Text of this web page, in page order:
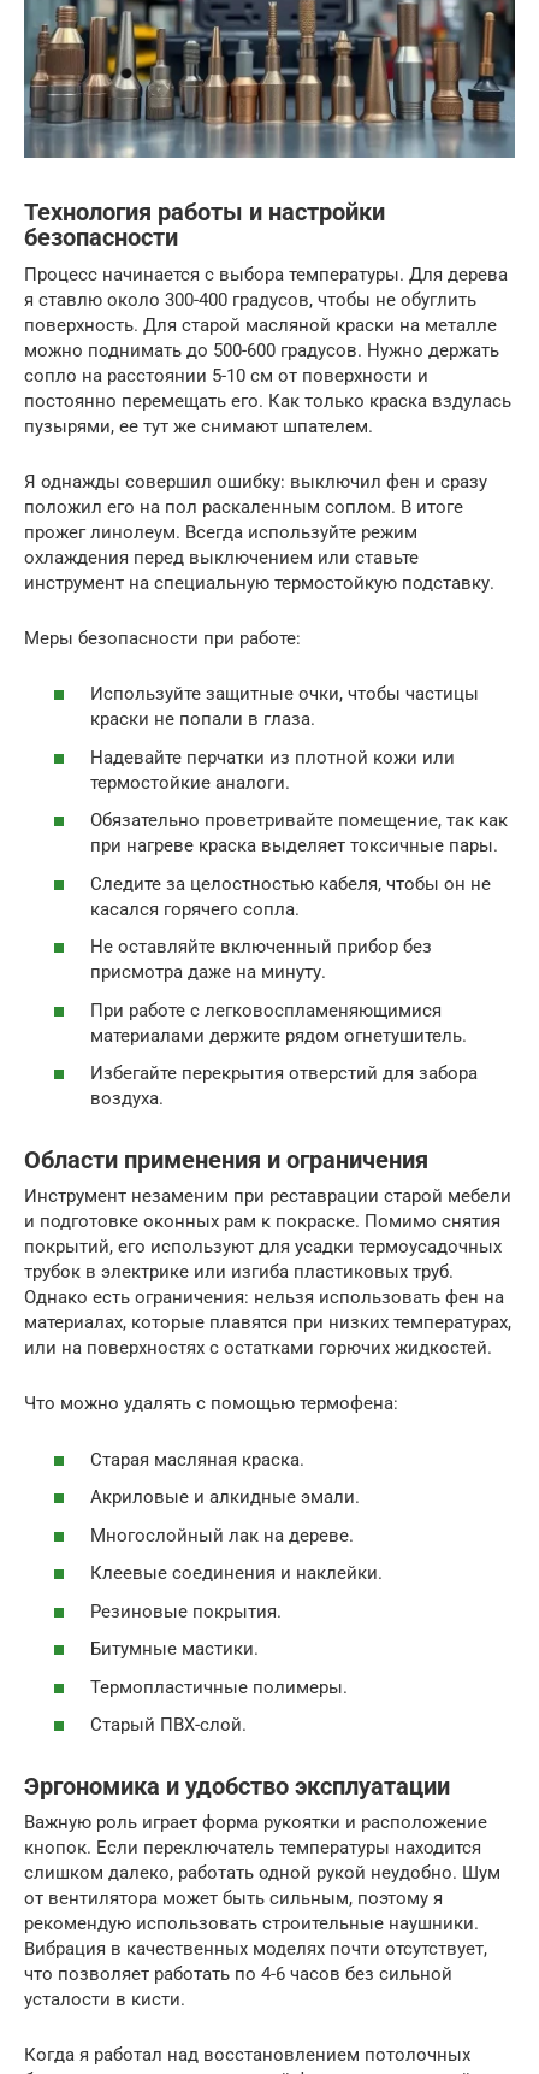
Технология работы и настройки
безопасности
Процесс начинается с выбора температуры. Для дерева
я ставлю около 300-400 градусов, чтобы не обуглить
поверхность. Для старой масляной краски на металле
можно поднимать до 500-600 градусов. Нужно держать
сопло на расстоянии 5-10 см от поверхности и
постоянно перемещать его. Как только краска вздулась
пузырями, ее тут же снимают шпателем.
Я однажды совершил ошибку: выключил фен и сразу
положил его на пол раскаленным соплом. В итоге
прожег линолеум. Всегда используйте режим
охлаждения перед выключением или ставьте
инструмент на специальную термостойкую подставку.
Меры безопасности при работе:
Используйте защитные очки, чтобы частицы
краски не попали в глаза.
Надевайте перчатки из плотной кожи или
термостойкие аналоги.
Обязательно проветривайте помещение, так как
при нагреве краска выделяет токсичные пары.
Следите за целостностью кабеля, чтобы он не
касался горячего сопла.
Не оставляйте включенный прибор без
присмотра даже на минуту.
При работе с легковоспламеняющимися
материалами держите рядом огнетушитель.
Избегайте перекрытия отверстий для забора
воздуха.
Области применения и ограничения
Инструмент незаменим при реставрации старой мебели
и подготовке оконных рам к покраске. Помимо снятия
покрытий, его используют для усадки термоусадочных
трубок в электрике или изгиба пластиковых труб.
Однако есть ограничения: нельзя использовать фен на
материалах, которые плавятся при низких температурах,
или на поверхностях с остатками горючих жидкостей.
Что можно удалять с помощью термофена:
Старая масляная краска.
Акриловые и алкидные эмали.
Многослойный лак на дереве.
Клеевые соединения и наклейки.
Резиновые покрытия.
Битумные мастики.
Термопластичные полимеры.
Старый ПВХ-слой.
Эргономика и удобство эксплуатации
Важную роль играет форма рукоятки и расположение
кнопок. Если переключатель температуры находится
слишком далеко, работать одной рукой неудобно. Шум
от вентилятора может быть сильным, поэтому я
рекомендую использовать строительные наушники.
Вибрация в качественных моделях почти отсутствует,
что позволяет работать по 4-6 часов без сильной
усталости в кисти.
Когда я работал над восстановлением потолочных